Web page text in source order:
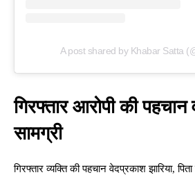
A post shared by Khabar Satta
गिरफ्तार आरोपी की पहचान
सामग्री
गिरफ्तार व्यक्ति की पहचान वेदप्रकाश झारिया,